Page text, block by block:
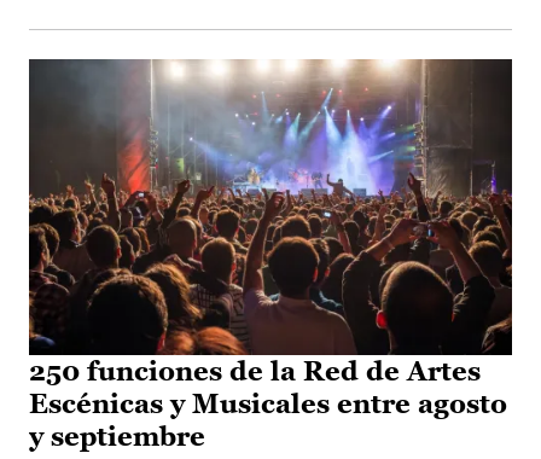
250 funciones de la Red de Artes
Escénicas y Musicales entre agosto
y septiembre